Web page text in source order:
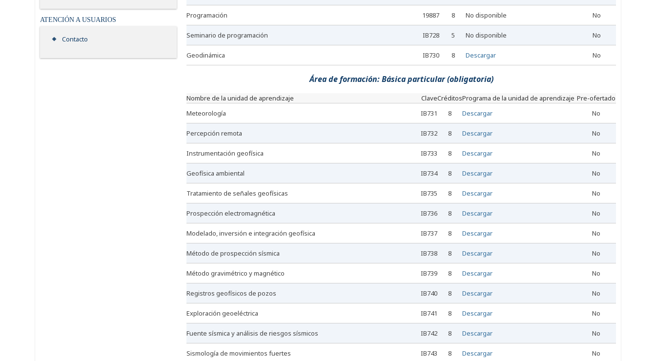
ATENCIÓN A USUARIOS
Contacto
programación 19887 8 No disponible No
seminario de programación IB728 5 No disponible No
geodinámica IB730 8 Descargar No
Área de formación: Básica particular (obligatoria)
nombre de la unidad de aprendizaje ClaveCréditosPrograma de la unidad de aprendizaje Pre-ofertado
meteorología
IB731 8 Descargar No
percepción remota IB732 8 Descargar No
instrumentación geofísica IB733 8 Descargar No
geofísica ambiental IB734 8 Descargar No
tratamiento de señales geofísicas IB735 8 Descargar No
prospección electromagnética IB736 8 Descargar No
modelado, inversión e integración geofísica IB737 8 Descargar No
método de prospección sísmica IB738 8 Descargar No
método gravimétrico y magnético IB739 8 Descargar No
registros geofísicos de pozos IB740 8 Descargar No
exploración geoeléctrica IB741 8 Descargar No
fuente sísmica y análisis de riesgos sísmicos IB742 8 Descargar No
sismología de movimientos fuertes IB743 8 Descargar No